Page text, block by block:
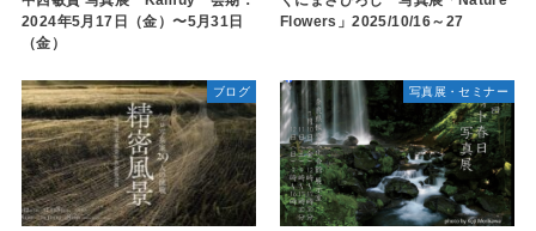
2024年5月17日（金）〜5月31日
（金）
Flowers」2025/10/16～27
ブログ 写真展・セミナー